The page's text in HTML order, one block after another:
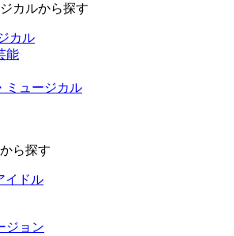
カルから探す
カル
能
ミュージカル
ら探す
イドル
ジョン